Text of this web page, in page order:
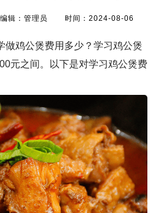
辑：管理员 时间：2024-08-06
做鸡公煲费用多少？学习鸡公煲
元之间。以下是对学习鸡公煲费